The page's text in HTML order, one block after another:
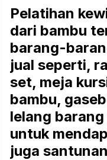
Pelatihan
dari bambu
barang-
jual seperti,
set, meja
bambu,
lelang
untuk
juga